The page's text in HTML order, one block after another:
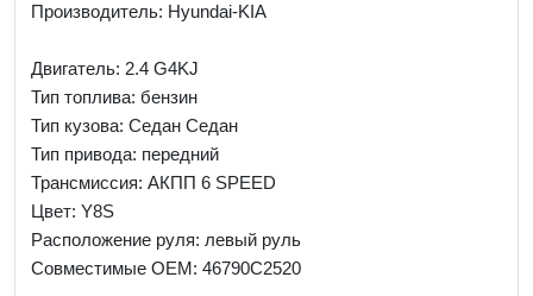
Производитель: Hyundai-KIA
Двигатель: 2.4 G4KJ
Тип топлива: бензин
Тип кузова: Седан Седан
Тип привода: передний
Трансмиссия: AКПП 6 SPEED
Цвет: Y8S
Расположение руля: левый руль
Совместимые OEM: 46790C2520